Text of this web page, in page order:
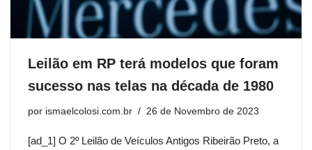
Leilão em RP terá modelos que foram
sucesso nas telas na década de 1980
por ismaelcolosi.com.br 26 de Novembro de 2023
[ad_1] O 2º Leilão de Veículos Antigos Ribeirão Preto, a